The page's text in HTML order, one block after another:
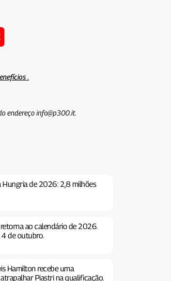
.
endereço info@p300.it.
Hungria de 2026: 2,8 milhões
ao calendário de 2026.
4 de outubro.
Hamilton recebe uma
Piastri na qualificação.